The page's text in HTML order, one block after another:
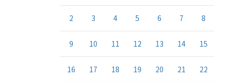
2 3 4 5 6 7 8
9 10 11 12 13 14 15
16 17 18 19 20 21 22